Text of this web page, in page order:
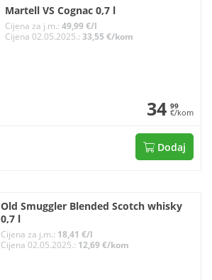
Martell VS Cognac 0,7 l
Cijena za j.m.: 49,99 €/l
Cijena 02.05.2025.: 33,55 €/kom
34 99
€/kom
Dodaj
Old Smuggler Blended Scotch whisky
0,7 l
Cijena za j.m.: 18,41 €/l
Cijena 02.05.2025.: 12,69 €/kom